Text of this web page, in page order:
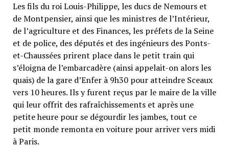
Les fils du roi Louis-Philippe, les ducs de Nemours et
de Montpensier, ainsi que les ministres de l’Intérieur,
de l’agriculture et des Finances, les préfets de la Seine
et de police, des députés et des ingénieurs des Ponts-
et-Chaussées prirent place dans le petit train qui
s’éloigna de l’embarcadère (ainsi appelait-on alors les
quais) de la gare d’Enfer à 9h30 pour atteindre Sceaux
vers 10 heures. Ils y furent reçus par le maire de la ville
qui leur offrit des rafraîchissements et après une
petite heure pour se dégourdir les jambes, tout ce
petit monde remonta en voiture pour arriver vers midi
à Paris.